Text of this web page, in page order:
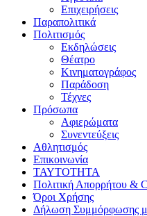
Επιχειρήσεις
Παραπολιτικά
Πολιτισμός
Εκδηλώσεις
Θέατρο
Κινηματογράφος
Παράδοση
Τέχνες
Πρόσωπα
Αφιερώματα
Συνεντεύξεις
Αθλητισμός
Επικοινωνία
ΤΑΥΤΟΤΗΤΑ
Πολιτική Απορρήτου &
Όροι Χρήσης
Δήλωση Συμμόρφωσης